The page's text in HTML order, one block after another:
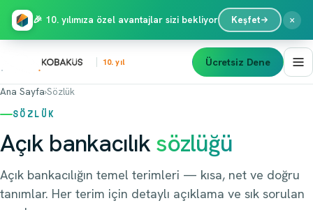
10. yıl Ücretsiz Dene
Ana Sayfa›Sözlük
SÖZLÜK
Açık bankacılık sözlüğü
Açık bankacılığın temel terimleri — kısa, net ve doğru
tanımlar. Her terim için detaylı açıklama ve sık sorulan
🎉 10. yılımıza özel avantajlar sizi bekliyor Keşfet ×